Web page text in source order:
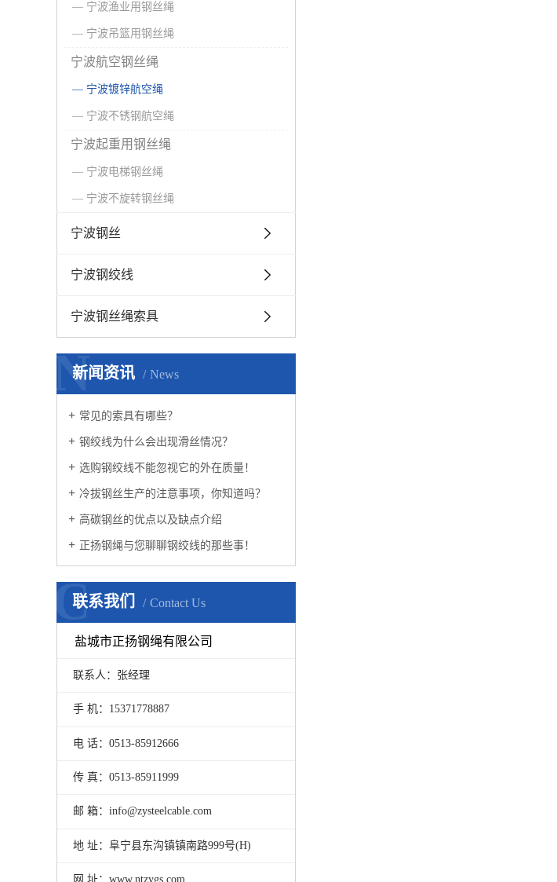
宁波渔业用钢丝绳
宁波吊篮用钢丝绳
宁波航空钢丝绳
宁波镀锌航空绳
宁波不锈钢航空绳
宁波起重用钢丝绳
宁波电梯钢丝绳
宁波不旋转钢丝绳
宁波钢丝
宁波钢绞线
宁波钢丝绳索具
新闻资讯 News
N
常见的索具有哪些？
钢绞线为什么会出现滑丝情况？
选购钢绞线不能忽视它的外在质量！
冷拔钢丝生产的注意事项，你知道吗？
高碳钢丝的优点以及缺点介绍
正扬钢绳与您聊聊钢绞线的那些事！
联系我们 Contact Us
C
盐城市正扬钢绳有限公司
联系人：张经理
手 机：15371778887
电 话：0513-85912666
传 真：0513-85911999
邮 箱：info@zysteelcable.com
地 址：阜宁县东沟镇镇南路999号(H)
网 址：www.ntzygs.com